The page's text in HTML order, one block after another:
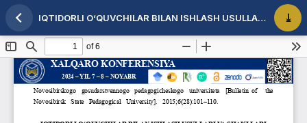
Maqola tafsilotlariga qaytish IQTIDORLI O‘QUVCHILAR BILAN ISHLASH USULLARI VA SHAKLLARI